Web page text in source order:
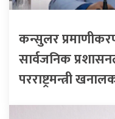
कन्सुलर
सार्वजनिक
परराष्ट्रमन्त्री